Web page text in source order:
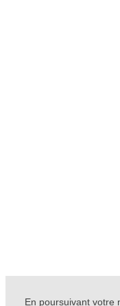
En poursuivant votre